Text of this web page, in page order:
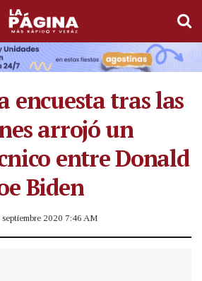
encuesta tras las
arrojó un
entre Donald
Biden
septiembre 2020 7:46 AM